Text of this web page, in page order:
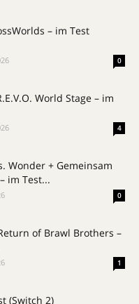
– im Test
0
World Stage – im
4
Wonder + Gemeinsam
im Test...
0
of Brawl Brothers –
1
(Switch 2)